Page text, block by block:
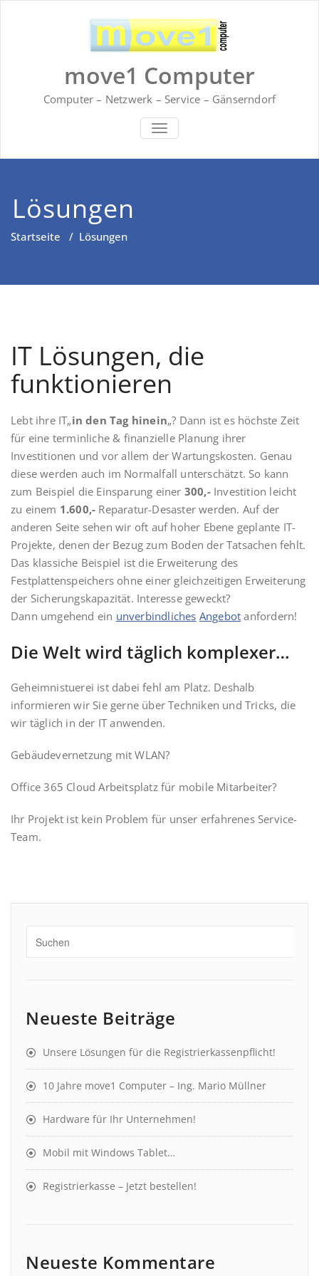
move1 Computer
Computer – Netzwerk – Service – Gänserndorf
NAVIGATION UMSCHALTEN
Lösungen
Startseite / Lösungen
IT Lösungen, die
funktionieren
Lebt ihre IT„in den Tag hinein„? Dann ist es höchste Zeit
für eine terminliche & finanzielle Planung ihrer
Investitionen und vor allem der Wartungskosten. Genau
diese werden auch im Normalfall unterschätzt. So kann
zum Beispiel die Einsparung einer 300,-Investition leicht
zu einem 1.600,- Reparatur-Desaster werden. Auf der
anderen Seite sehen wir oft auf hoher Ebene geplante IT-
Projekte, denen der Bezug zum Boden der Tatsachen fehlt.
Das klassiche Beispiel ist die Erweiterung des
Festplattenspeichers ohne einer gleichzeitigen Erweiterung
der Sicherungskapazität. Interesse geweckt?
Dann umgehend ein unverbindliches Angebot anfordern!
Die Welt wird täglich komplexer…
Geheimnistuerei ist dabei fehl am Platz. Deshalb
informieren wir Sie gerne über Techniken und Tricks, die
wir täglich in der IT anwenden.
Gebäudevernetzung mit WLAN?
Office 365 Cloud Arbeitsplatz für mobile Mitarbeiter?
Ihr Projekt ist kein Problem für unser erfahrenes Service-
Team.
Neueste Beiträge
Unsere Lösungen für die Registrierkassenpflicht!
10 Jahre move1 Computer – Ing. Mario Müllner
Hardware für Ihr Unternehmen!
Mobil mit Windows Tablet…
Registrierkasse – Jetzt bestellen!
Neueste Kommentare